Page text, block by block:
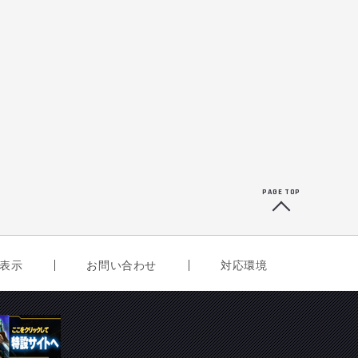
PAGE TOP
示 お問い合わせ 対応環境